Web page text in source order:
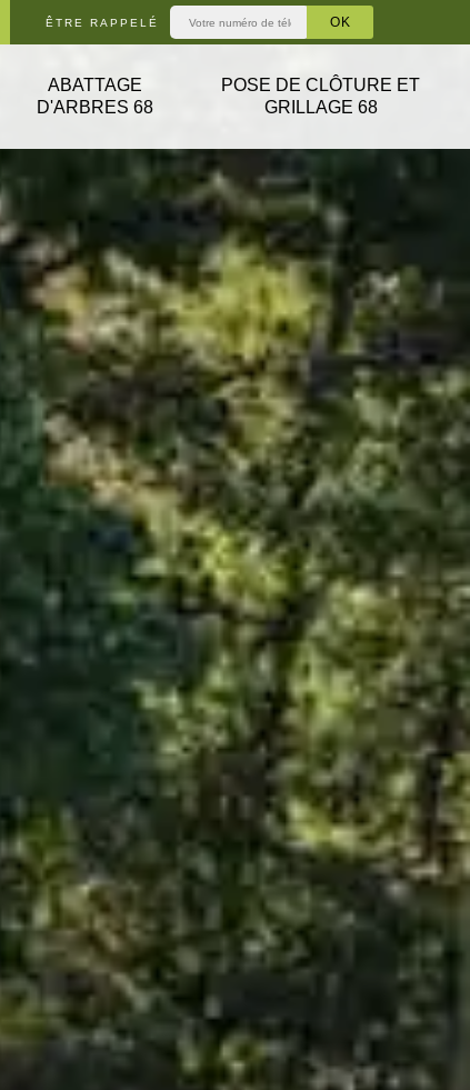
ÊTRE RAPPELÉ
ABATTAGE
D'ARBRES 68
POSE DE CLÔTURE ET
GRILLAGE 68